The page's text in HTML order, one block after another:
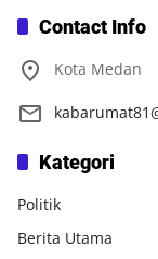
Contact Info
Kota Medan
Kategori
Politik
Berita Utama